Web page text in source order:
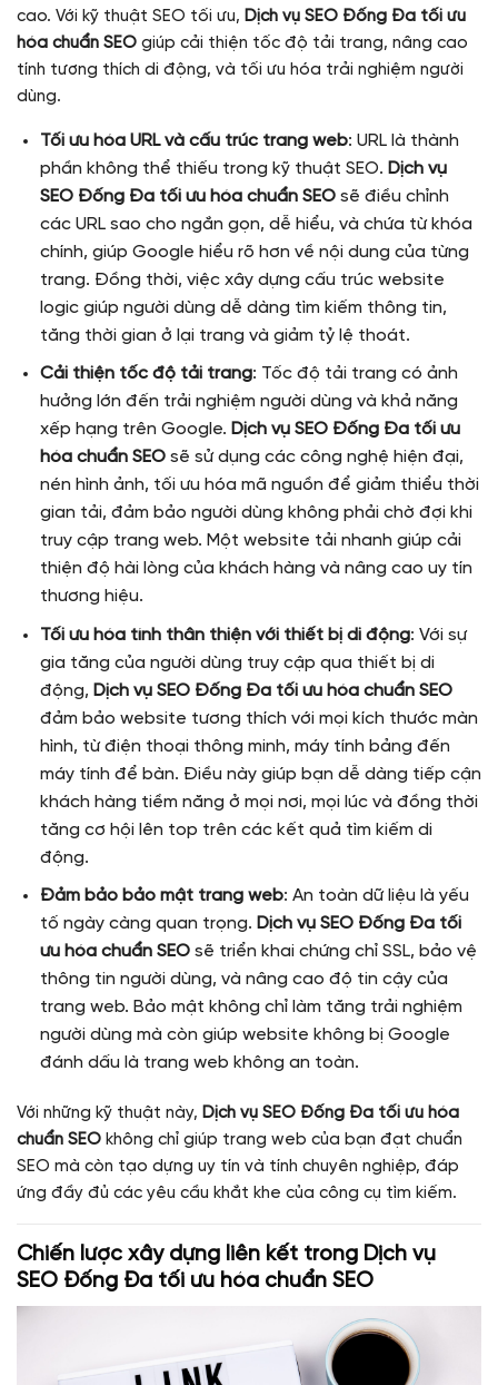
cao. Với kỹ thuật SEO tối ưu, Dịch vụ SEO Đống Đa tối ưu
hóa chuẩn SEO giúp cải thiện tốc độ tải trang, nâng cao
tính tương thích di động, và tối ưu hóa trải nghiệm người
dùng.
Tối ưu hóa URL và cấu trúc trang web: URL là thành
phần không thể thiếu trong kỹ thuật SEO. Dịch vụ
SEO Đống Đa tối ưu hóa chuẩn SEOsẽ điều chỉnh
các URL sao cho ngắn gọn, dễ hiểu, và chứa từ khóa
chính, giúp Google hiểu rõ hơn về nội dung của từng
trang. Đồng thời, việc xây dựng cấu trúc website
logic giúp người dùng dễ dàng tìm kiếm thông tin,
tăng thời gian ở lại trang và giảm tỷ lệ thoát.
Cải thiện tốc độ tải trang: Tốc độ tải trang có ảnh
hưởng lớn đến trải nghiệm người dùng và khả năng
xếp hạng trên Google. Dịch vụ SEO Đống Đa tối ưu
hóa chuẩn SEOsẽ sử dụng các công nghệ hiện đại,
nén hình ảnh, tối ưu hóa mã nguồn để giảm thiểu thời
gian tải, đảm bảo người dùng không phải chờ đợi khi
truy cập trang web. Một website tải nhanh giúp cải
thiện độ hài lòng của khách hàng và nâng cao uy tín
thương hiệu.
Tối ưu hóa tính thân thiện với thiết bị di động: Với sự
gia tăng của người dùng truy cập qua thiết bị di
động, Dịch vụ SEO Đống Đa tối ưu hóa chuẩn SEO
đảm bảo website tương thích với mọi kích thước màn
hình, từ điện thoại thông minh, máy tính bảng đến
máy tính để bàn. Điều này giúp bạn dễ dàng tiếp cận
khách hàng tiềm năng ở mọi nơi, mọi lúc và đồng thời
tăng cơ hội lên top trên các kết quả tìm kiếm di
động.
Đảm bảo bảo mật trang web: An toàn dữ liệu là yếu
tố ngày càng quan trọng. Dịch vụ SEO Đống Đa tối
ưu hóa chuẩn SEOsẽ triển khai chứng chỉ SSL, bảo vệ
thông tin người dùng, và nâng cao độ tin cậy của
trang web. Bảo mật không chỉ làm tăng trải nghiệm
người dùng mà còn giúp website không bị Google
đánh dấu là trang web không an toàn.
Với những kỹ thuật này, Dịch vụ SEO Đống Đa tối ưu hóa
chuẩn SEO không chỉ giúp trang web của bạn đạt chuẩn
SEO mà còn tạo dựng uy tín và tính chuyên nghiệp, đáp
ứng đầy đủ các yêu cầu khắt khe của công cụ tìm kiếm.
Chiến lược xây dựng liên kết trong Dịch vụ
SEO Đống Đa tối ưu hóa chuẩn SEO